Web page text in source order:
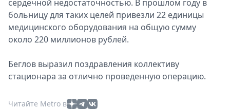
сердечной недостаточностью. В прошлом году в
больницу для таких целей привезли 22 единицы
медицинского оборудования на общую сумму
около 220 миллионов рублей.
Беглов выразил поздравления коллективу
стационара за отлично проведенную операцию.
Читайте Metro в